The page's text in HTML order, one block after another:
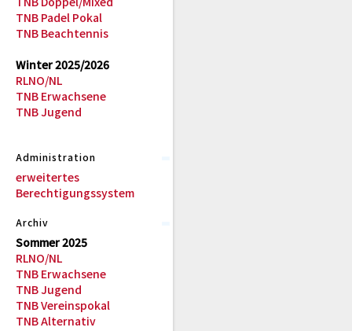
TNB Padel Pokal
TNB Beachtennis
Winter 2025/2026
RLNO/NL
TNB Erwachsene
TNB Jugend
Administration
erweitertes
Berechtigungssystem
Archiv
Sommer 2025
RLNO/NL
TNB Erwachsene
TNB Jugend
TNB Vereinspokal
TNB Alternativ